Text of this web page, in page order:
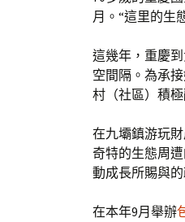
月。“這里的生
這幾年，重慶
空間隔。為承
村（社區）積
在九壩鎮游玩
奇特的生態周
動成長所賜與
在本年9月舉辦